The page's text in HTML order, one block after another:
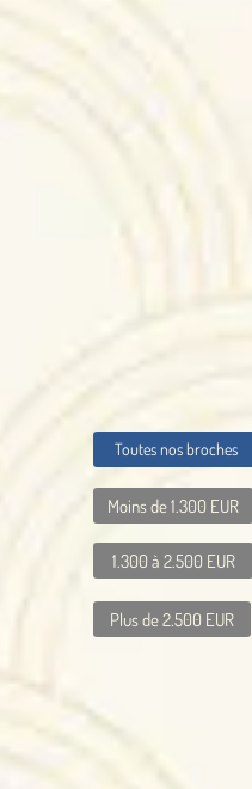
Toutes nos broches
Moins de 1.300 EUR
Plus de 2.500 EUR
1.300 à 2.500 EUR